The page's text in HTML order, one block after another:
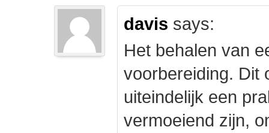
davis says:
Het behalen van
voorbereiding. Dit
uiteindelijk een
vermoeiend zijn,